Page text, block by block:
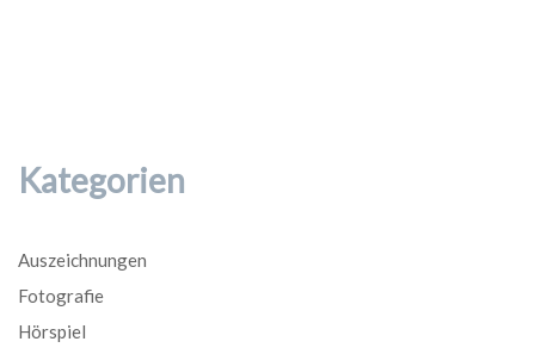
Kategorien
Auszeichnungen
Fotografie
Hörspiel